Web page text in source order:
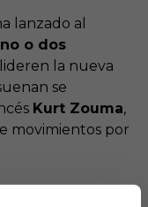
lanzado al
o dos
la nueva
se
Kurt Zouma,
movimientos por
nueva